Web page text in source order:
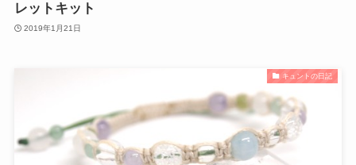
レットキット
2019年1月21日
キュントの日記